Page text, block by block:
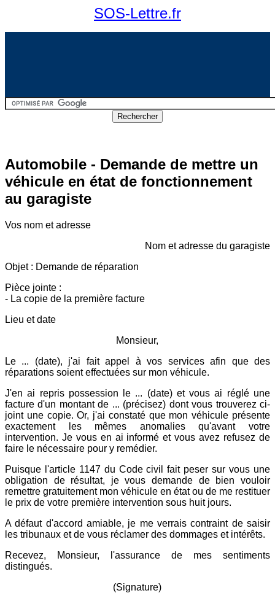
SOS-Lettre.fr
Automobile - Demande de mettre un
véhicule en état de fonctionnement
au garagiste
Vos nom et adresse
Nom et adresse du garagiste
Objet : Demande de réparation
Pièce jointe :
- La copie de la première facture
Lieu et date
Monsieur,
Le ... (date), j'ai fait appel à vos services afin que des
réparations soient effectuées sur mon véhicule.
J'en ai repris possession le ... (date) et vous ai réglé une
facture d'un montant de ... (précisez) dont vous trouverez ci-
joint une copie. Or, j'ai constaté que mon véhicule présente
exactement les mêmes anomalies qu'avant votre
intervention. Je vous en ai informé et vous avez refusez de
faire le nécessaire pour y remédier.
Puisque l'article 1147 du Code civil fait peser sur vous une
obligation de résultat, je vous demande de bien vouloir
remettre gratuitement mon véhicule en état ou de me restituer
le prix de votre première intervention sous huit jours.
A défaut d'accord amiable, je me verrais contraint de saisir
les tribunaux et de vous réclamer des dommages et intérêts.
Recevez, Monsieur, l'assurance de mes sentiments
distingués.
(Signature)